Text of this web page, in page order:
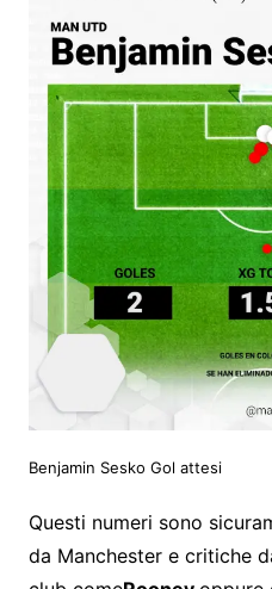
Benjamin Sesko Gol attesi
Questi numeri sono
da Manchester e critiche